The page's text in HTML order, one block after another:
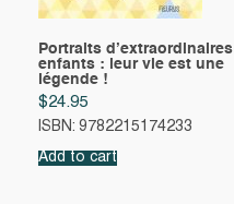
Portraits d’extraordinaires
enfants : leur vie est une
légende !
$24.95
ISBN: 9782215174233
Add to cart